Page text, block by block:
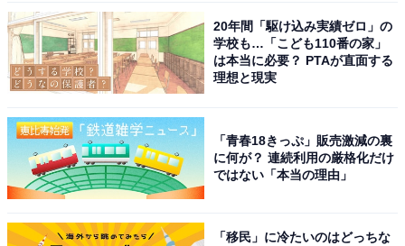
20年間「駆け込み実績ゼロ」の
学校も…「こども110番の家」
は本当に必要？ PTAが直面する
理想と現実
「青春18きっぷ」販売激減の裏
に何が？ 連続利用の厳格化だけ
ではない「本当の理由」
「移民」に冷たいのはどっちな